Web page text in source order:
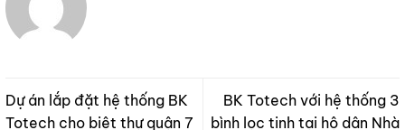
Dự án lắp đặt hệ thống BK
Totech cho biệt thự quận 7
BK Totech với hệ thống 3
bình lọc tinh tại hộ dân Nhà